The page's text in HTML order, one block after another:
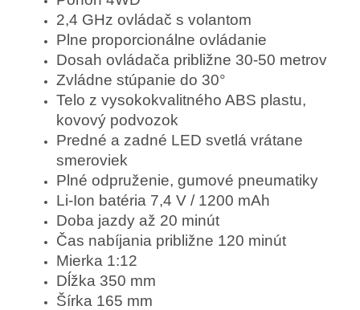
2,4 GHz ovládač s volantom
Plne proporcionálne ovládanie
Dosah ovládača približne 30-50 metrov
Zvládne stúpanie do 30°
Telo z vysokokvalitného ABS plastu,
kovový podvozok
Predné a zadné LED svetlá vrátane
smeroviek
Plné odpruženie, gumové pneumatiky
Li-Ion batéria 7,4 V / 1200 mAh
Doba jazdy až 20 minút
Čas nabíjania približne 120 minút
Mierka 1:12
Dĺžka 350 mm
Šírka 165 mm